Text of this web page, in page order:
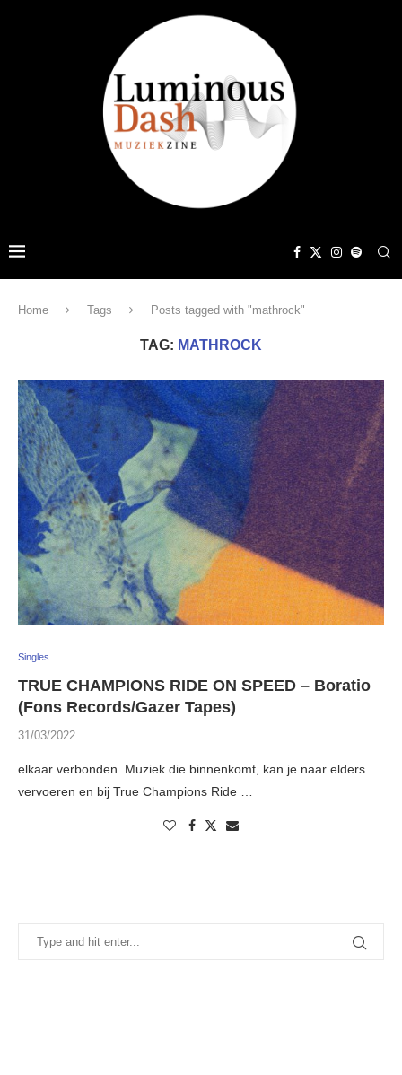
Home Tags Posts tagged with "mathrock"
TAG: MATHROCK
Singles
TRUE CHAMPIONS RIDE ON SPEED – Boratio
(Fons Records/Gazer Tapes)
31/03/2022
elkaar verbonden. Muziek die binnenkomt, kan je naar elders
vervoeren en bij True Champions Ride …